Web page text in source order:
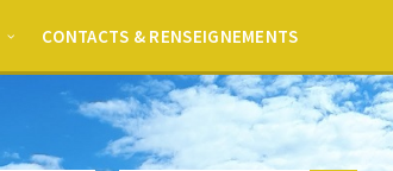
CONTACTS & RENSEIGNEMENTS